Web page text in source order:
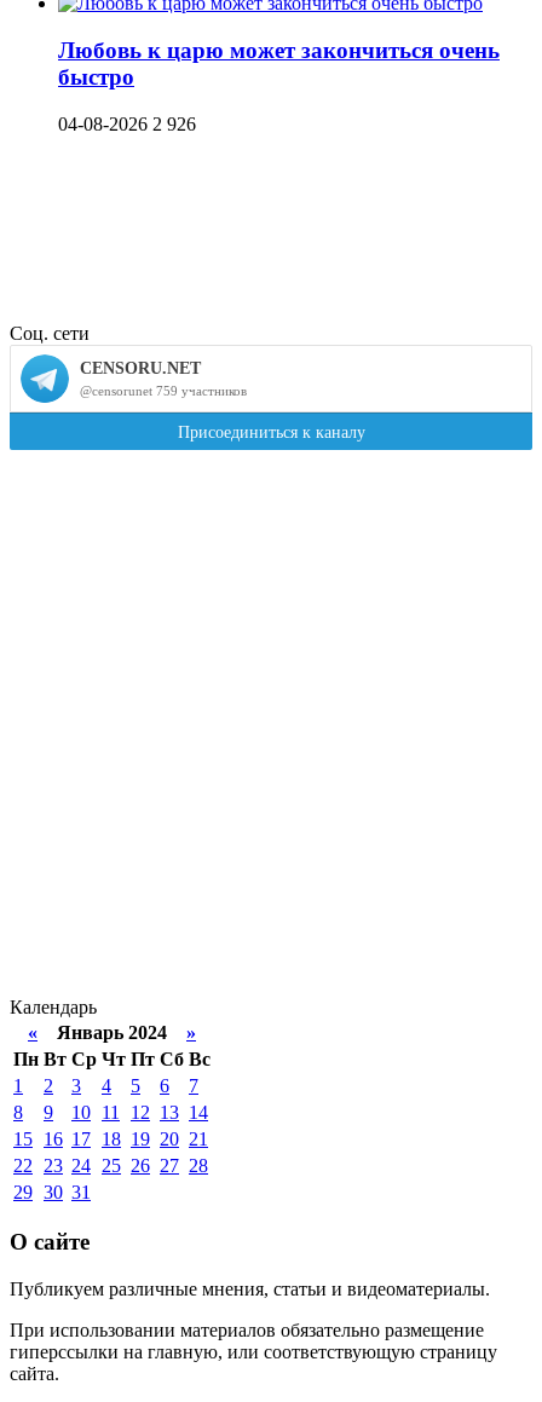
Любовь к царю может закончиться очень
быстро
04-08-2026 2 926
Соц. сети
Календарь
« Январь 2024 »
Пн Вт Ср Чт Пт Сб Вс
1
2 3 4 5 6
7
8
9 10 11 12 13 14
15 16 17 18 19 20 21
22
23 24 25 26 27 28
29 30 31
О сайте
Публикуем различные мнения, статьи и видеоматериалы.
При использовании материалов обязательно размещение
гиперссылки на главную, или соответствующую страницу
сайта.